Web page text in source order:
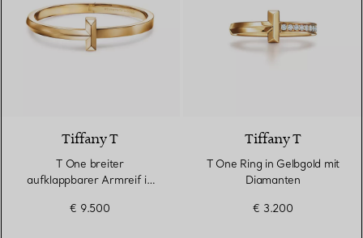
Tiffany T
T One breiter
aufklappbarer Armreif in
€ 9.500
Tiffany T
T One Ring in Gelbgold mit
Diamanten
€ 3.200